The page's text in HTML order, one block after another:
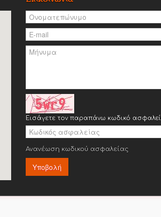
Εισάγετε τον παραπάνω κωδικό
Ανανέωση κωδικού ασφαλείας
Υποβολή